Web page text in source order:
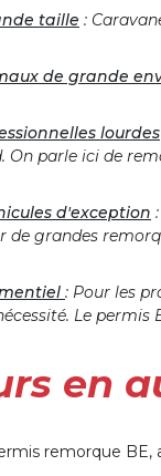
taille :
de grande
lourdes
On parle ici de
d'exception
grandes
: Pour les
Le permis
en
remorque BE,